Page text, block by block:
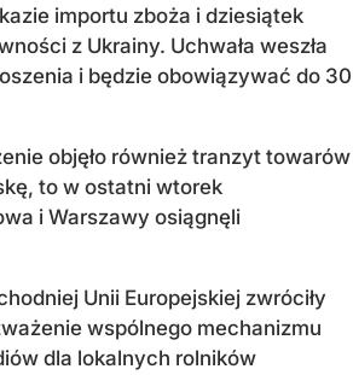
importu zboża i dziesiątek
z Ukrainy. Uchwała weszła
i będzie obowiązywać do 30
objęło również tranzyt towarów
to w ostatni wtorek
i Warszawy osiągnęli
Unii Europejskiej zwróciły
wspólnego mechanizmu
dla lokalnych rolników